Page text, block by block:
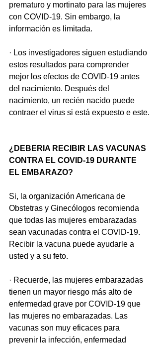
prematuro y mortinato para las mujeres
con COVID-19. Sin embargo, la
información es limitada.
· Los investigadores siguen estudiando
estos resultados para comprender
mejor los efectos de COVID-19 antes
del nacimiento. Después del
nacimiento, un recién nacido puede
contraer el virus si está expuesto e este.
¿DEBERIA RECIBIR LAS VACUNAS
CONTRA EL COVID-19 DURANTE
EL EMBARAZO?
Si, la organización Americana de
Obstetras y Ginecólogos recomienda
que todas las mujeres embarazadas
sean vacunadas contra el COVID-19.
Recibir la vacuna puede ayudarle a
usted y a su feto.
· Recuerde, las mujeres embarazadas
tienen un mayor riesgo más alto de
enfermedad grave por COVID-19 que
las mujeres no embarazadas. Las
vacunas son muy eficaces para
prevenir la infección, enfermedad